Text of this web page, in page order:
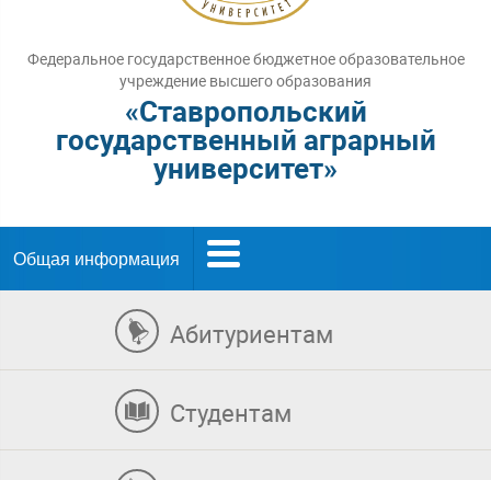
Федеральное государственное бюджетное образовательное
учреждение высшего образования
«Ставропольский
государственный аграрный
университет»
Общая информация
Абитуриентам
Студентам